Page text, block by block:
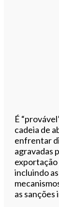
É
cadeia de
enfrentar
agravadas
incluindo
as